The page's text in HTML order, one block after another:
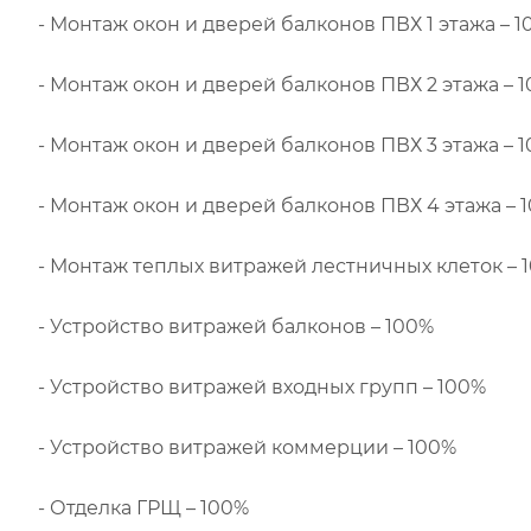
- Монтаж окон и дверей балконов ПВХ 1 этажа –
- Монтаж окон и дверей балконов ПВХ 2 этажа –
- Монтаж окон и дверей балконов ПВХ 3 этажа –
- Монтаж окон и дверей балконов ПВХ 4 этажа –
- Монтаж теплых витражей лестничных клеток –
- Устройство витражей балконов – 100%
- Устройство витражей входных групп – 100%
- Устройство витражей коммерции – 100%
- Отделка ГРЩ – 100%